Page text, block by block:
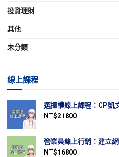
投資理財
其他
未分類
線上課程
選擇權線上課程：OP凱
NT$21800
營業員線上行銷：建立
NT$16800